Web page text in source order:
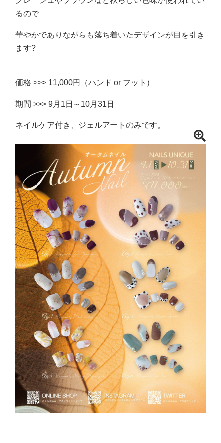
るので
華やかでありながらも落ち着いたデザインが目を引き
ます?
価格 >>> 11,000円（ハンド or フット）
期間 >>> 9月1日～10月31日
ネイルケア付き、ジェルアートのみです。